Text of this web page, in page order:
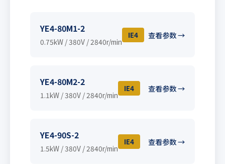
YE4-80M1-2
0.75kW / 380V / 2840r/min
IE4 查看参数 →
YE4-80M2-2
1.1kW / 380V / 2840r/min
IE4 查看参数 →
YE4-90S-2
1.5kW / 380V / 2840r/min
IE4 查看参数 →